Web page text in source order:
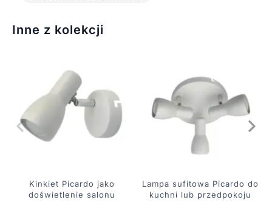
Inne z kolekcji
Kinkiet Picardo jako
doświetlenie salonu
Lampa sufitowa Picardo do
kuchni lub przedpokoju